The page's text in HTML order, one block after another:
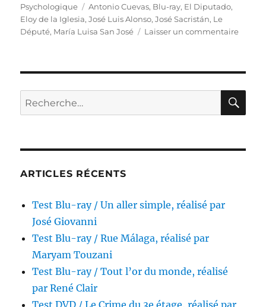
le
Psychologique
Étiquettes
Antonio Cuevas, Blu-ray, El Diputado,
Eloy de la Iglesia,José Luis Alonso,José Sacristán, Le
Député, María Luisa San José Laisser un commentairesur
Le
réalisé
Recherche
pour :
ARTICLES RÉCENTS
Test Blu-ray / Un aller simple, réalisé par
José Giovanni
Test Blu-ray / Rue Málaga, réalisé par
Maryam Touzani
Test Blu-ray / Tout l’or du monde, réalisé
par René Clair
Test DVD / Le Crime du 3e étage, réalisé par